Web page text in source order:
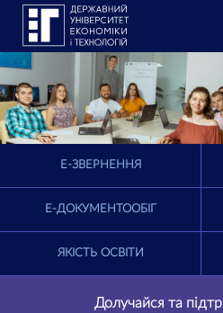
E-ЗВЕРНЕННЯ
Е-ДОКУМЕНТООБІГ
ЯКІСТЬ ОСВІТИ
Долучайся та